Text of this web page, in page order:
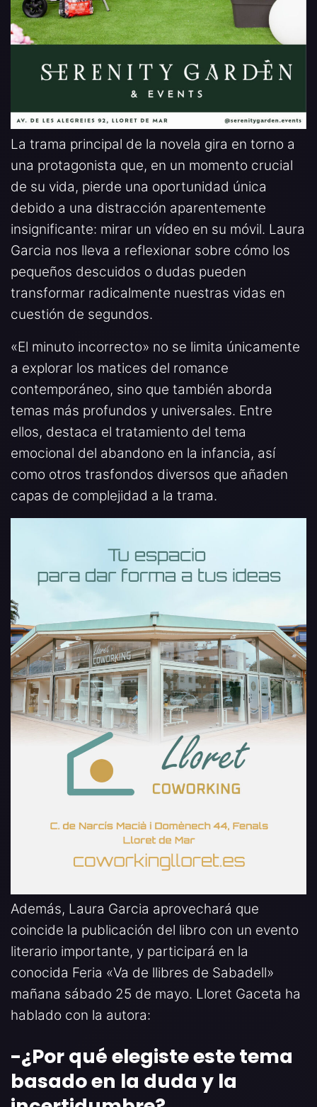
La trama principal de la novela gira en torno a
una protagonista que, en un momento crucial
de su vida, pierde una oportunidad única
debido a una distracción aparentemente
insignificante: mirar un vídeo en su móvil. Laura
Garcia nos lleva a reflexionar sobre cómo los
pequeños descuidos o dudas pueden
transformar radicalmente nuestras vidas en
cuestión de segundos.
«El minuto incorrecto» no se limita únicamente
a explorar los matices del romance
contemporáneo, sino que también aborda
temas más profundos y universales. Entre
ellos, destaca el tratamiento del tema
emocional del abandono en la infancia, así
como otros trasfondos diversos que añaden
capas de complejidad a la trama.
Además, Laura Garcia aprovechará que
coincide la publicación del libro con un evento
literario importante, y participará en la
conocida Feria «Va de llibres de Sabadell»
mañana sábado 25 de mayo. Lloret Gaceta ha
hablado con la autora:
-¿Por qué elegiste este tema
basado en la duda y la